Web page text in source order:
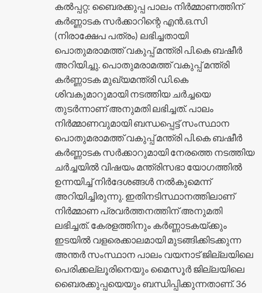
കൽപ്പറ്റ: ബൈരക്കുപ്പ പാലം നിർമ്മാണത്തിന്
കർണ്ണാടക സർക്കാറിന്റെ എൻ.ഒ.സി
(നിരാക്ഷേപ പത്രം) ലഭിച്ചതായി
പൊതുമരാമത്ത് വകുപ്പ് മന്ത്രി പി.കെ ബഷീർ
അറിയിച്ചു. പൊതുമരാമത്ത് വകുപ്പ് മന്ത്രി
കർണ്ണാടക മുഖ്യമന്ത്രി ഡി.കെ
ശിവകുമാറുമായി നടത്തിയ ചർച്ചയെ
തുടർന്നാണ് അനുമതി ലഭിച്ചത്. പാലം
നിർമ്മാണവുമായി ബന്ധപ്പെട്ട് സംസ്ഥാന
പൊതുമരാമത്ത് വകുപ്പ് മന്ത്രി പി.കെ ബഷീർ
കർണ്ണാടക സർക്കാറുമായി നേരത്തെ നടത്തിയ
ചർച്ചയിൽ വിഷയം മന്ത്രിസഭാ യോഗത്തിൽ
ഉന്നയിച്ച് നിർദേശങ്ങൾ നൽകുമെന്ന്
അറിയിച്ചിരുന്നു. ഇതിനടിസ്ഥാനത്തിലാണ്
നിർമ്മാണ പ്രവർത്തനത്തിന് അനുമതി
ലഭിച്ചത്. കേരളത്തിനും കർണ്ണാടകയ്ക്കും
ഇടയിൽ വളരെക്കാലമായി മുടങ്ങിക്കിടക്കുന്ന
അന്തർ സംസ്ഥാന പാലം വയനാട് ജില്ലയിലെ
പെരിക്കല്ലൂരിനെയും മൈസൂർ ജില്ലയിലെ
ബൈരക്കുപ്പയെയും ബന്ധിപ്പിക്കുന്നതാണ്. 36